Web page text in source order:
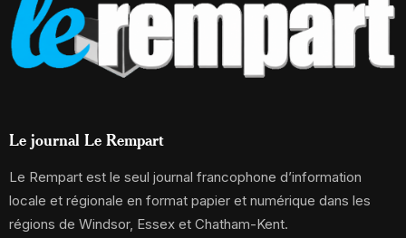
Le journal Le Rempart
Le Rempart est le seul journal francophone d’information
locale et régionale en format papier et numérique dans les
régions de Windsor, Essex et Chatham-Kent.